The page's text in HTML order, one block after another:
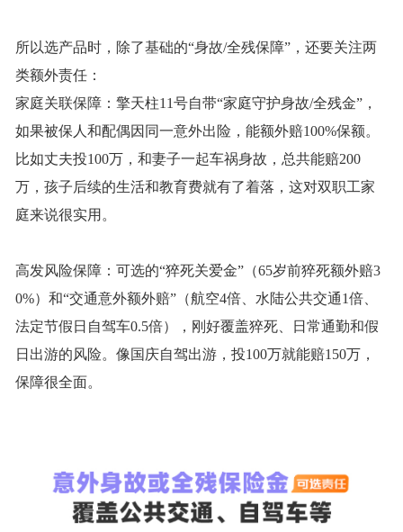
所以选产品时，除了基础的“身故/全残保障”，还要关注两
类额外责任：
家庭关联保障：擎天柱11号自带“家庭守护身故/全残金”，
如果被保人和配偶因同一意外出险，能额外赔100%保额。
比如丈夫投100万，和妻子一起车祸身故，总共能赔200
万，孩子后续的生活和教育费就有了着落，这对双职工家
庭来说很实用。
高发风险保障：可选的“猝死关爱金”（65岁前猝死额外赔3
0%）和“交通意外额外赔”（航空4倍、水陆公共交通1倍、
法定节假日自驾车0.5倍），刚好覆盖猝死、日常通勤和假
日出游的风险。像国庆自驾出游，投100万就能赔150万，
保障很全面。